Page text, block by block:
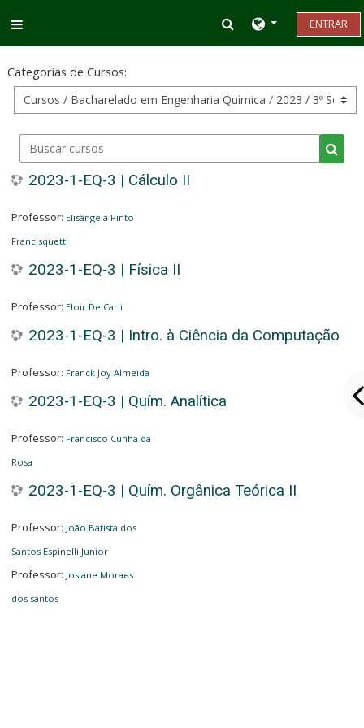
Alternar entrada
ENTRAR
Categorias de Cursos:
Buscar cursos
2023-1-EQ-3 | Cálculo II
Professor: Elisângela Pinto
Francisquetti
2023-1-EQ-3 | Física II
Professor: Eloir De Carli
2023-1-EQ-3 | Intro. à Ciência da Computação
Professor: Franck Joy Almeida
2023-1-EQ-3 | Quím. Analítica
Professor: Francisco Cunha da
Rosa
2023-1-EQ-3 | Quím. Orgânica Teórica II
Professor: João Batista dos
Santos Espinelli Junior
Professor: Josiane Moraes
dos santos